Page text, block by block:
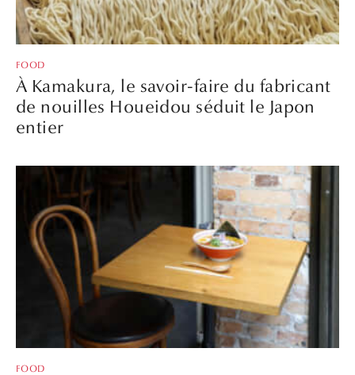
FOOD
À Kamakura, le savoir-faire du fabricant
de nouilles Houeidou séduit le Japon
entier
FOOD